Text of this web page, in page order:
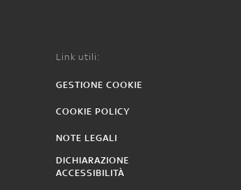
Link utili:
GESTIONE COOKIE
COOKIE POLICY
NOTE LEGALI
DICHIARAZIONE
ACCESSIBILITÀ